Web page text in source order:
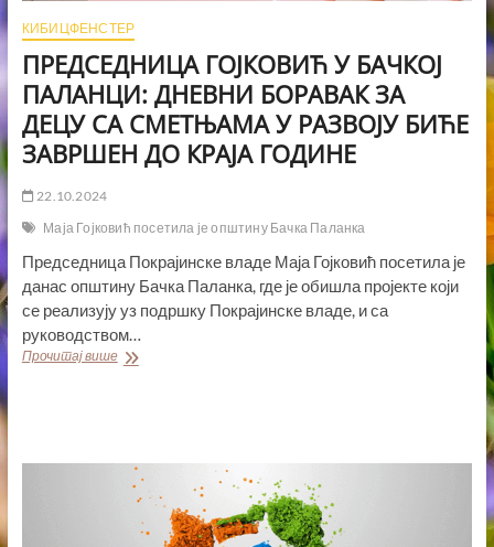
КИБИЦФЕНСТЕР
ПРЕДСЕДНИЦА ГОЈКОВИЋ У БАЧКОЈ
ПАЛАНЦИ: ДНЕВНИ БОРАВАК ЗА
ДЕЦУ СА СМЕТЊАМА У РАЗВОЈУ БИЋЕ
ЗАВРШЕН ДО КРАЈА ГОДИНЕ
22.10.2024
Маја Гојковић посетила је општину Бачка Паланка
Председница Покрајинске владе Маја Гојковић посетила је
данас општину Бачка Паланка, где је обишла пројекте који
се реализују уз подршку Покрајинске владе, и са
руководством…
Прочитај вишеПРЕДСЕДНИЦА
БОРАВАК
ЗА